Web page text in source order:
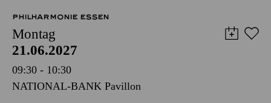
PHILHARMONIE ESSEN
Montag
21.06.2027
09:30 - 10:30
NATIONAL-BANK Pavillon